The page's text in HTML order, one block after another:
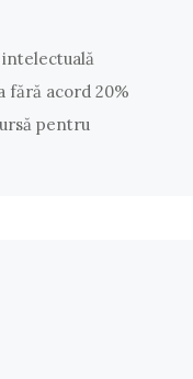
fără acord 20%
pentru